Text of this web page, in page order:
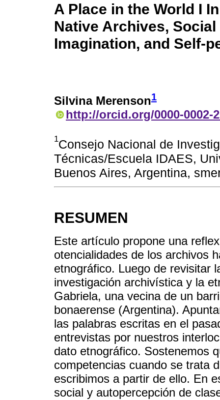
A Place in the World I
Native Archives, Social
Imagination, and Self-
Silvina Merenson1
http://orcid.org/0000-0002-
1Consejo Nacional de
Técnicas/Escuela IDAES,
Buenos Aires, Argentina,
RESUMEN
Este artículo propone una
otencialidades de los archivos
etnográfico. Luego de revisitar
investigación a­rchivística y la
Gabriela, una vecina de un
bonaerense (Argentina).
las palabras escritas en el
entrevistas por nuestros
dato etnográfico. Sostenemos
competencias cuando se trata
escribimos a partir de ello. En
social y autopercepción de